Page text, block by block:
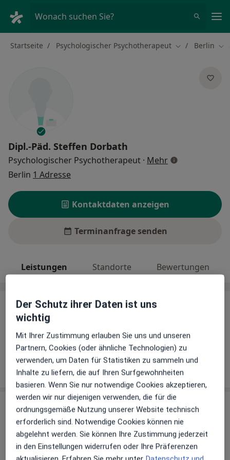
Wonach suchen Sie?
Startseite Psychologischer Psychotherapeut Stadt ändern
Berlin
Dipl.-Päd. Steffen Dorbath
Psychologischer Psychotherapeut · Mehrüber
Berlin 1 Adresse
Kontaktdaten anzeigen
Terminanfrage senden
Leistungen Standorte Bewertungen
Leistungen
Keine Informationen über Leistungen und Kosten
Auf diesem Profil wurden noch keine Informationen
über Leistungen hinzugefügt.
Praxis
Praxis Steffen Dorbath Kinder-und
Jugendlichenpsychotherapeut
Oberfeldstr. 43, Bezirk Marzahn-Hellersdorf, 12683
Der Schutz ihrer Daten ist uns
wichtig
Mit Ihrer Zustimmung erlauben Sie uns und unseren
Partnern, Cookies (oder ähnliche Technologien) zu
verwenden, um Daten für Statistiken zu sammeln und
Inhalte zu liefern, die auf Ihren Surfgewohnheiten
basieren. Wenn Sie nur notwendige Cookies akzeptieren,
werden wir nur diejenigen verwenden, die für die
ordnungsgemäße Nutzung unserer Website technisch
erforderlich sind. Notwendige Cookies können nie
abgelehnt werden. Sie können Ihre Zustimmung jederzeit
in den Einstellungen widerrufen oder Ihre Präferenzen